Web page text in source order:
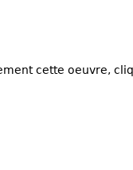
cette oeuvre,